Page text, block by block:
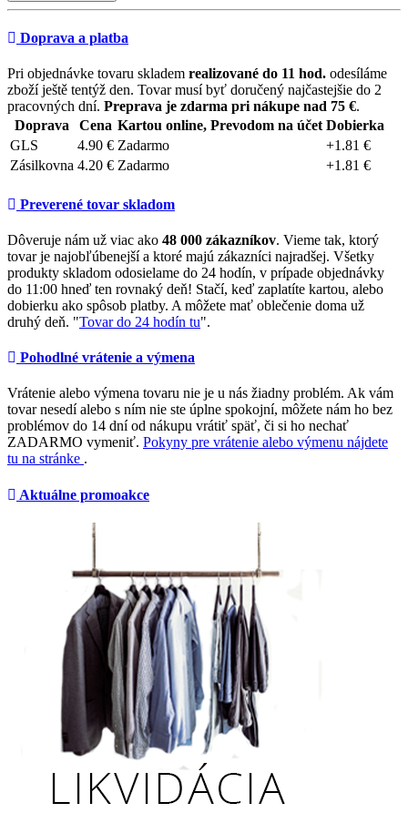
Doprava a platba
Pri objednávke tovaru skladem realizované do 11 hod. odesíláme
zboží ještě tentýž den. Tovar musí byť doručený najčastejšie do 2
pracovných dní. Preprava je zdarma pri nákupe nad 75 €.
Doprava
Cena Kartou online, Prevodom na účet Dobierka
GLS
4.90 € Zadarmo
+1.81 €
Zásilkovna 4.20 € Zadarmo +1.81 €
Preverené tovar skladom
Dôveruje nám už viac ako 48 000 zákazníkov. Vieme tak, ktorý
tovar je najobľúbenejší a ktoré majú zákazníci najradšej. Všetky
produkty skladom odosielame do 24 hodín, v prípade objednávky
do 11:00 hneď ten rovnaký deň! Stačí, keď zaplatíte kartou, alebo
dobierku ako spôsob platby. A môžete mať oblečenie doma už
druhý deň. "Tovar do 24 hodín tu".
Pohodlné vrátenie a výmena
Vrátenie alebo výmena tovaru nie je u nás žiadny problém. Ak vám
tovar nesedí alebo s ním nie ste úplne spokojní, môžete nám ho bez
problémov do 14 dní od nákupu vrátiť späť, či si ho nechať
ZADARMO vymeniť. Pokyny pre vrátenie alebo výmenu nájdete
tu na stránke .
Aktuálne promoakce